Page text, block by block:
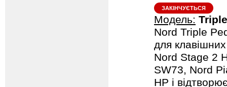
ЗАКІНЧУЄТЬСЯ
Модель:
Nord Triple
для
Nord Stage 2
SW73, Nord
HP і